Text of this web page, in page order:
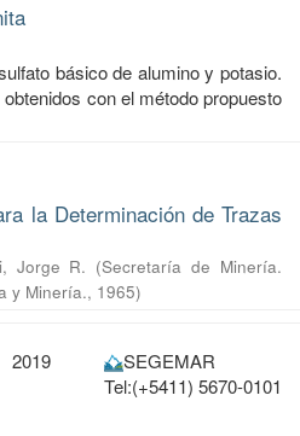
básico de alumino y potasio.
con el método propuesto
la Determinación de Trazas
Jorge R. (Secretaría de Minería.
y Minería., 1965)
SEGEMAR
Tel:(+5411) 5670-0101